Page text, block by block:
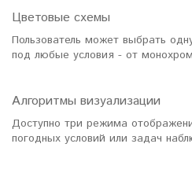
"Отзывов о тепловизорах Atak не
много, но спасибо консультантам,
Цветовые схемы
Пользователь может выбрать
под любые условия - от
Алгоритмы визуализации
Доступно три режима
погодных условий или задач